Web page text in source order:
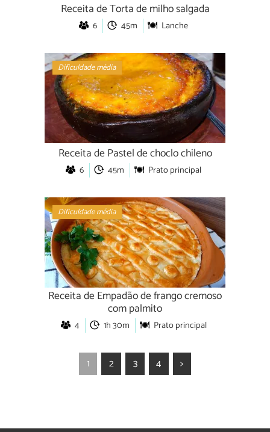
Receita de Torta de milho salgada
6 45m Lanche
Dificuldade média
Receita de Pastel de choclo chileno
6 45m Prato principal
Dificuldade média
Receita de Empadão de frango cremoso
com palmito
4 1h 30m Prato principal
1 2 3 4 >